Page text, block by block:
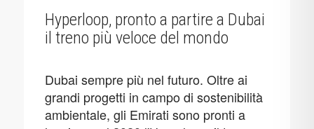
Hyperloop, pronto a partire a Dubai
il treno più veloce del mondo
Dubai sempre più nel futuro. Oltre ai
grandi progetti in campo di sostenibilità
ambientale, gli Emirati sono pronti a